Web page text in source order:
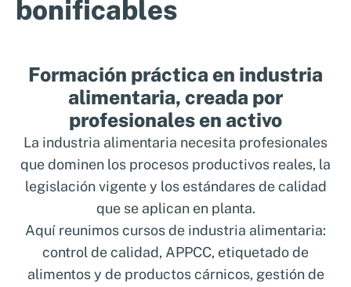
Sistemas de exportación SAE
Consultoría Seguridad Alimentaria
Nosotros
bonificables
Formación práctica en industria
alimentaria, creada por
profesionales en activo
La industria alimentaria necesita profesionales
que dominen los procesos productivos reales, la
legislación vigente y los estándares de calidad
que se aplican en planta.
Aquí reunimos cursos de industria alimentaria:
control de calidad, APPCC, etiquetado de
alimentos y de productos cárnicos, gestión de